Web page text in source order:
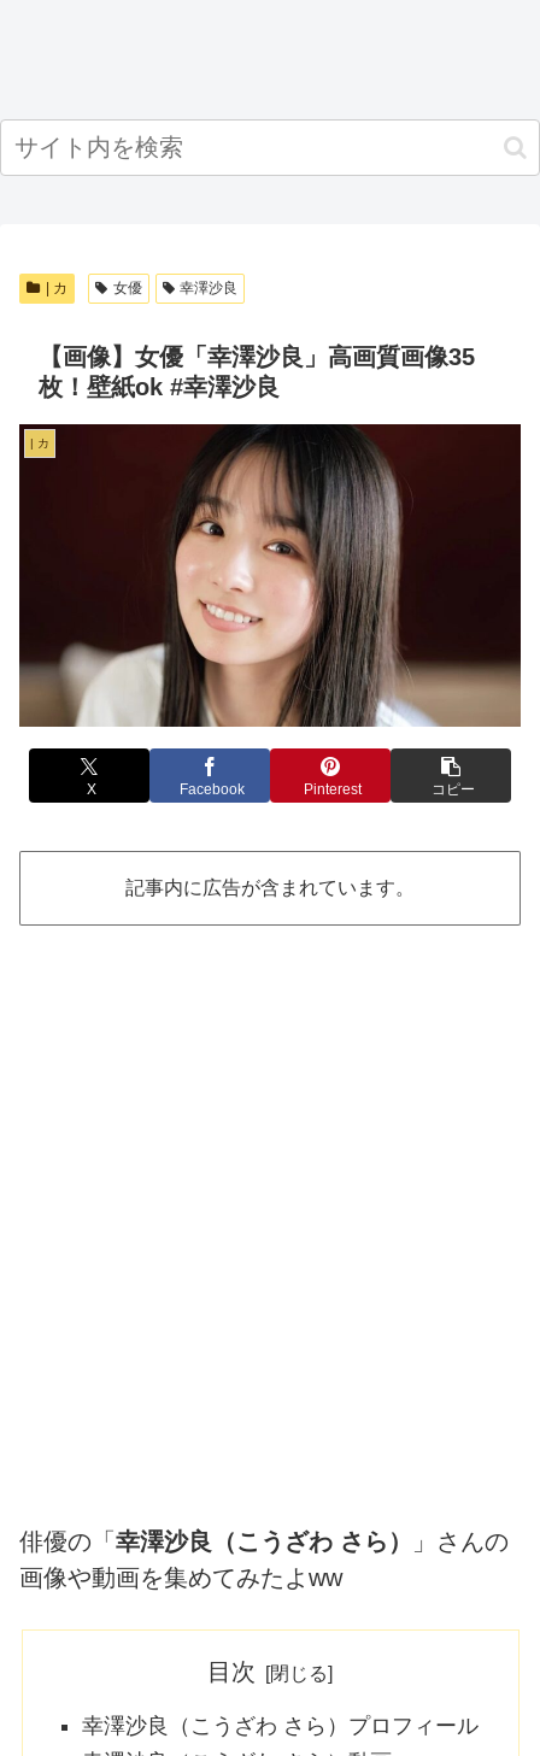
| カ 女優 幸澤沙良
【画像】女優「幸澤沙良」高画質画像35
枚！壁紙ok #幸澤沙良
| カ
X Facebook Pinterest コピー
記事内に広告が含まれています。
俳優の「 幸澤沙良（こうざわ さら）
」さんの
画像や動画を集めてみたよww
目次
幸澤沙良（こうざわ さら）プロフィール